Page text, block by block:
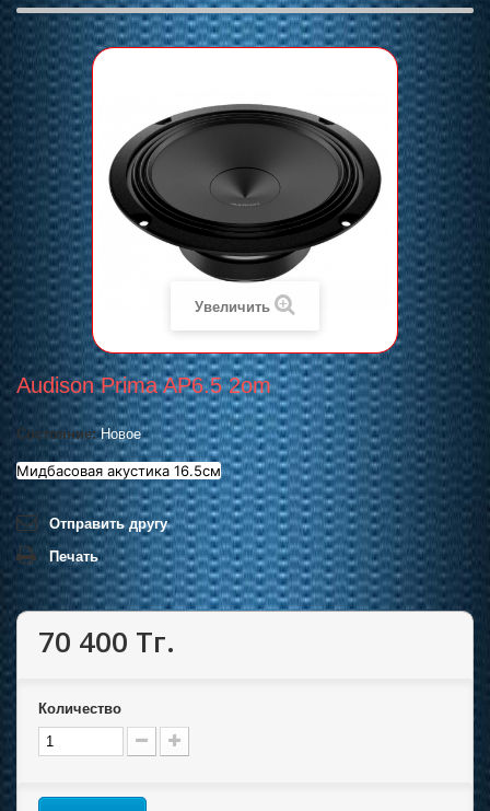
Увеличить
Audison Prima AP6.5 2om
Состояние: Новое
Мидбасовая акустика 16.5см
Отправить другу
Печать
70 400 Тг.
Количество